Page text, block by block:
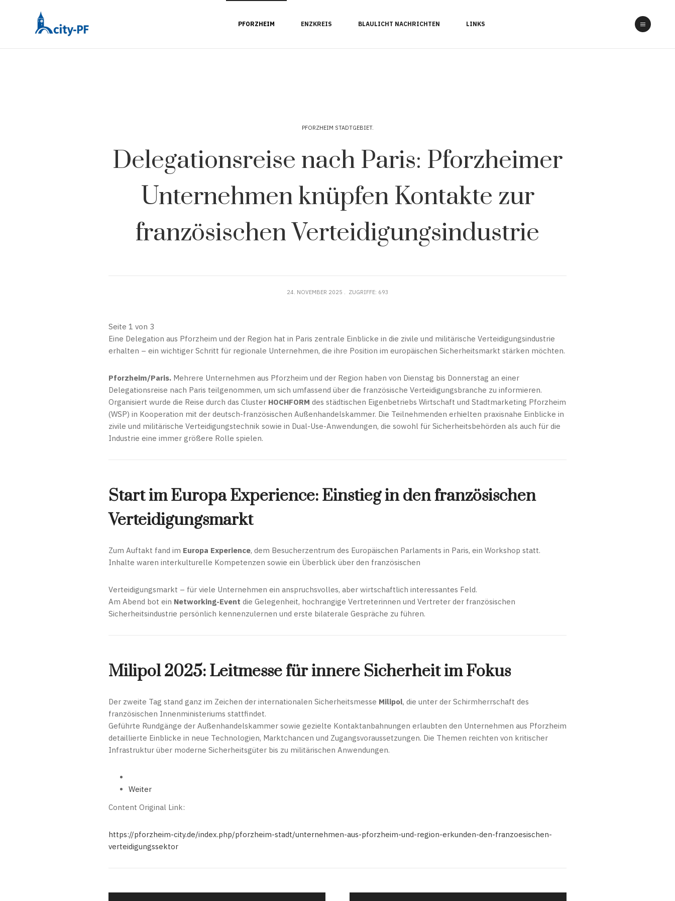
PFORZHEIM ENZKREIS BLAULICHT NACHRICHTEN LINKS
PFORZHEIM STADTGEBIET
Delegationsreise nach Paris: Pforzheimer
Unternehmen knüpfen Kontakte zur
französischen Verteidigungsindustrie
24. NOVEMBER 2025 ZUGRIFFE: 693
Seite 1 von 3
Eine Delegation aus Pforzheim und der Region hat in Paris zentrale Einblicke in die zivile und militärische Verteidigungsindustrie
erhalten – ein wichtiger Schritt für regionale Unternehmen, die ihre Position im europäischen Sicherheitsmarkt stärken möchten.
Pforzheim/Paris. Mehrere Unternehmen aus Pforzheim und der Region haben von Dienstag bis Donnerstag an einer
Delegationsreise nach Paris teilgenommen, um sich umfassend über die französische Verteidigungsbranche zu informieren.
Organisiert wurde die Reise durch das Cluster HOCHFORM des städtischen Eigenbetriebs Wirtschaft und Stadtmarketing Pforzheim
(WSP) in Kooperation mit der deutsch-französischen Außenhandelskammer. Die Teilnehmenden erhielten praxisnahe Einblicke in
zivile und militärische Verteidigungstechnik sowie in Dual-Use-Anwendungen, die sowohl für Sicherheitsbehörden als auch für die
Industrie eine immer größere Rolle spielen.
Start im Europa Experience: Einstieg in den französischen
Verteidigungsmarkt
Zum Auftakt fand im Europa Experience, dem Besucherzentrum des Europäischen Parlaments in Paris, ein Workshop statt.
Inhalte waren interkulturelle Kompetenzen sowie ein Überblick über den französischen
Verteidigungsmarkt – für viele Unternehmen ein anspruchsvolles, aber wirtschaftlich interessantes Feld.
Am Abend bot ein Networking-Event die Gelegenheit, hochrangige Vertreterinnen und Vertreter der französischen
Sicherheitsindustrie persönlich kennenzulernen und erste bilaterale Gespräche zu führen.
Milipol 2025: Leitmesse für innere Sicherheit im Fokus
Der zweite Tag stand ganz im Zeichen der internationalen Sicherheitsmesse Milipol, die unter der Schirmherrschaft des
französischen Innenministeriums stattfindet.
Geführte Rundgänge der Außenhandelskammer sowie gezielte Kontaktanbahnungen erlaubten den Unternehmen aus Pforzheim
detaillierte Einblicke in neue Technologien, Marktchancen und Zugangsvoraussetzungen. Die Themen reichten von kritischer
Infrastruktur über moderne Sicherheitsgüter bis zu militärischen Anwendungen.
Weiter
Content Original Link:
https://pforzheim-city.de/index.php/pforzheim-stadt/unternehmen-aus-pforzheim-und-region-erkunden-den-franzoesischen-
verteidigungssektor